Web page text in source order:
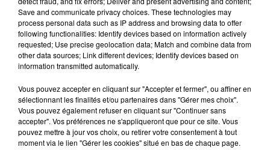
16 juin 2020
FC NANTES : 28 CANARIS DE RETOUR À
L'ENTRAÎNEMENT CE MARDI
Le FC Nantes reprend les entraînements
individuels.
Save and communicate privacy choices. These technologies may
process personal data such as IP address and browsing data to offer
following functionalities: Identify devices based on information actively
requested; Use precise geolocation data; Match and combine data from
other data sources; Link different devices; Identify devices based on
information transmitted automatically.
Vous pouvez accepter en cliquant sur "Accepter et fermer", ou affiner en
sélectionnant les finalités et/ou partenaires dans "Gérer mes choix".
Vous pouvez également refuser en cliquant sur "Continuer sans
accepter". Vos préférences ne s'appliqueront que pour ce site. Vous
pouvez mettre à jour vos choix, ou retirer votre consentement à tout
moment via le lien "Gérer les cookies" situé en bas de chaque page.